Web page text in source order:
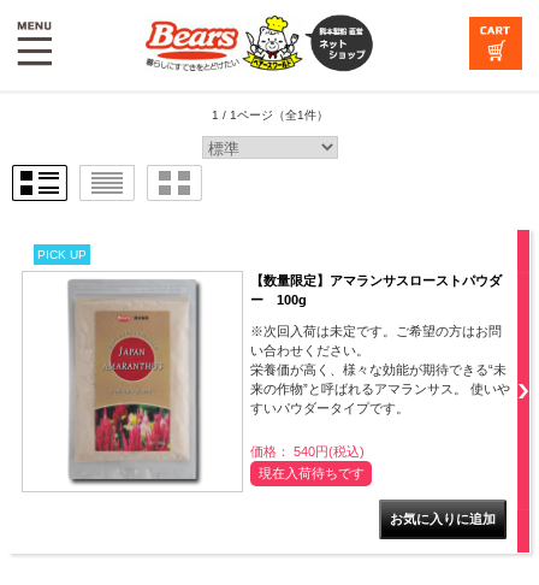
1 / 1ページ （全1件）
PICK UP
【数量限定】アマランサスローストパウダ
ー 100g
※次回入荷は未定です。ご希望の方はお問
い合わせください。
栄養価が高く、様々な効能が期待できる“未
来の作物”と呼ばれるアマランサス。 使いや
すいパウダータイプです。
価格： 540円(税込)
現在入荷待ちです